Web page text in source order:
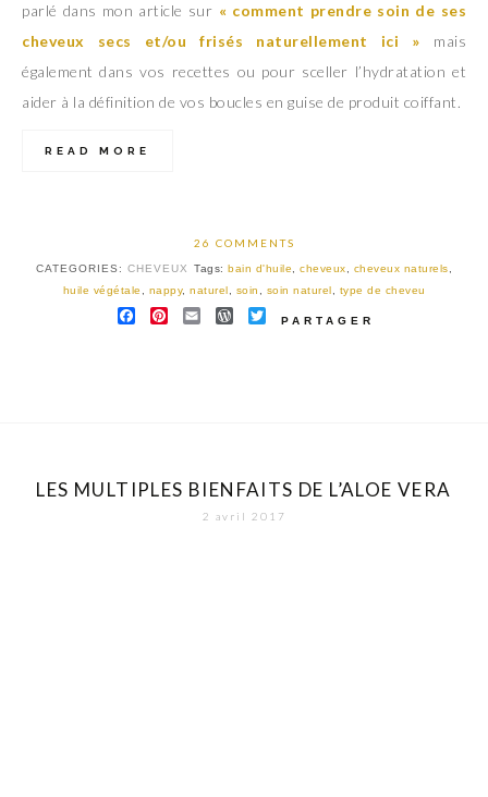
parlé dans mon article sur « comment prendre soin de ses
cheveux secs et/oufrisés naturellement ici » mais
également dans vos recettes ou pour sceller l’hydratation et
aider à la définition de vos boucles en guise de produit coiffant.
READ MORE
26 COMMENTS
CATEGORIES: CHEVEUX Tags: bain d'huile cheveux cheveux naturels
huile végétale
nappy, naturel soin soin naturel type de cheveu
FACEBOOK
PINTEREST
EMAILWORDPRESS
TWITTER
PARTAGER
LES MULTIPLES BIENFAITS DE L’ALOE VERA
2 avril 2017